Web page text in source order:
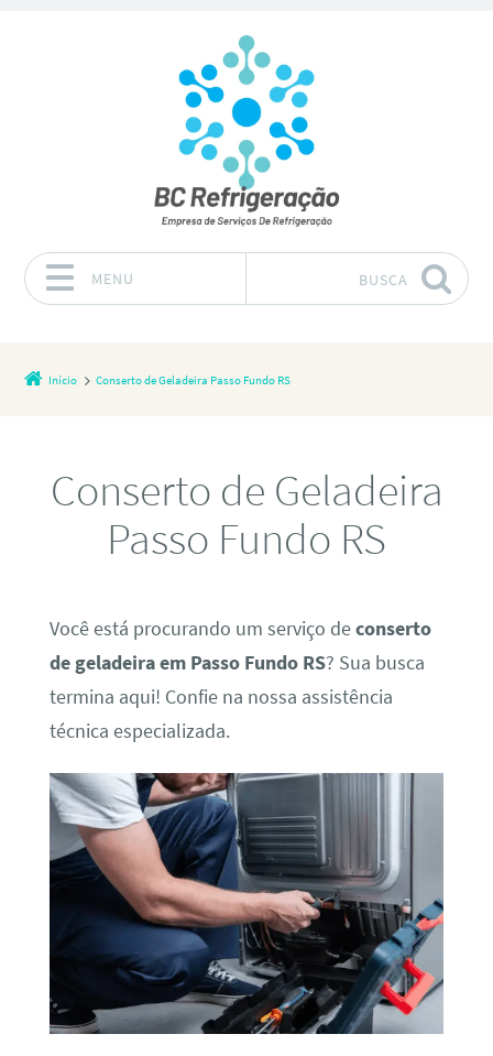
MENU BUSCA
Início Conserto de Geladeira Passo Fundo RS
Conserto de Geladeira
Passo Fundo RS
Você está procurando um serviço deconserto
de geladeira em Passo Fundo RS? Sua busca
termina aqui! Confie na nossa assistência
técnica especializada.